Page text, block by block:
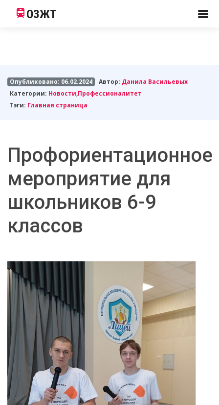
ОЗЖТ
Опубликовано: 06.02.2024 Автор: Данила Васильевых
Категории: Новости,Профессионалитет
Тэги: Главная страница
Профориентационное
мероприятие для
школьников 6-9
классов